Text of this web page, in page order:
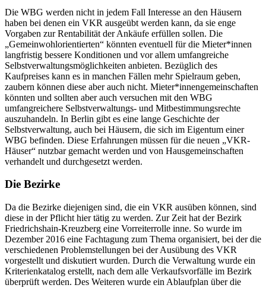
Die WBG werden nicht in jedem Fall Interesse an den Häusern
haben bei denen ein VKR ausgeübt werden kann, da sie enge
Vorgaben zur Rentabilität der Ankäufe erfüllen sollen. Die
„Gemeinwohlorientierten“ könnten eventuell für die Mieter*innen
langfristig bessere Konditionen und vor allem umfangreiche
Selbstverwaltungsmöglichkeiten anbieten. Bezüglich des
Kaufpreises kann es in manchen Fällen mehr Spielraum geben,
zaubern können diese aber auch nicht. Mieter*innengemeinschaften
könnten und sollten aber auch versuchen mit den WBG
umfangreichere Selbstverwaltungs- und Mitbestimmungsrechte
auszuhandeln. In Berlin gibt es eine lange Geschichte der
Selbstverwaltung, auch bei Häusern, die sich im Eigentum einer
WBG befinden. Diese Erfahrungen müssen für die neuen „VKR-
Häuser“ nutzbar gemacht werden und von Hausgemeinschaften
verhandelt und durchgesetzt werden.
Die Bezirke
Da die Bezirke diejenigen sind, die ein VKR ausüben können, sind
diese in der Pflicht hier tätig zu werden. Zur Zeit hat der Bezirk
Friedrichshain-Kreuzberg eine Vorreiterrolle inne. So wurde im
Dezember 2016 eine Fachtagung zum Thema organisiert, bei der die
verschiedenen Problemstellungen bei der Ausübung des VKR
vorgestellt und diskutiert wurden. Durch die Verwaltung wurde ein
Kriterienkatalog erstellt, nach dem alle Verkaufsvorfälle im Bezirk
überprüft werden. Des Weiteren wurde ein Ablaufplan über die